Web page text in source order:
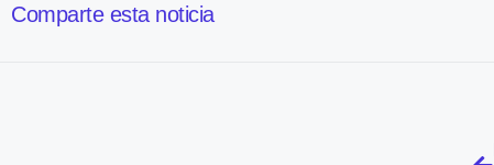
Comparte esta noticia